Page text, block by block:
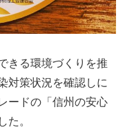
きる環境づくりを推
対策状況を確認しに
ードの「信州の安心
た。